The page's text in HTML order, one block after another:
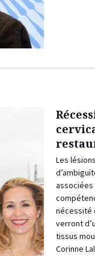
Les
associées
nécessité
verront
tissus
Corinne